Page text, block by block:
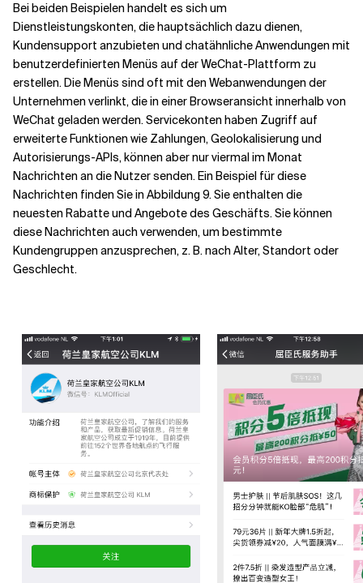
Bei beiden Beispielen handelt es sich um
Dienstleistungskonten, die hauptsächlich dazu dienen,
Kundensupport anzubieten und chatähnliche Anwendungen mit
benutzerdefinierten Menüs auf der WeChat-Plattform zu
erstellen. Die Menüs sind oft mit den Webanwendungen der
Unternehmen verlinkt, die in einer Browseransicht innerhalb von
WeChat geladen werden. Servicekonten haben Zugriff auf
erweiterte Funktionen wie Zahlungen, Geolokalisierung und
Autorisierungs-APIs, können aber nur viermal im Monat
Nachrichten an die Nutzer senden. Ein Beispiel für diese
Nachrichten finden Sie in Abbildung 9. Sie enthalten die
neuesten Rabatte und Angebote des Geschäfts. Sie können
diese Nachrichten auch verwenden, um bestimmte
Kundengruppen anzusprechen, z. B. nach Alter, Standort oder
Geschlecht.